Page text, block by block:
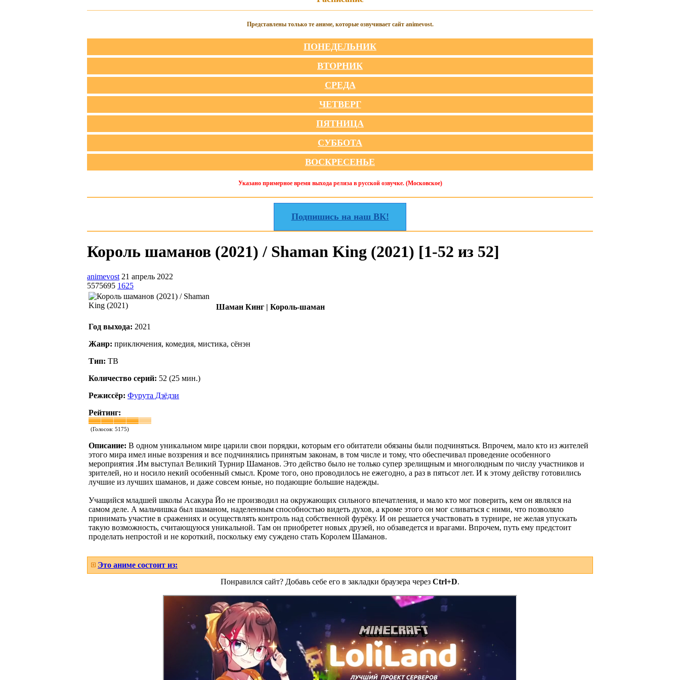
Представлены только те аниме, которые озвучивает сайт animevost.
ПОНЕДЕЛЬНИК
ВТОРНИК
СРЕДА
ЧЕТВЕРГ
ПЯТНИЦА
СУББОТА
ВОСКРЕСЕНЬЕ
Указано примерное время выхода релиза в русской озвучке. (Московское)
Подпишись на наш ВК!
Король шаманов (2021) / Shaman King (2021) [1-52 из 52]
animevost 21 апрель 2022
5575695 1625
Шаман Кинг | Король-шаман
Год выхода: 2021
Жанр: приключения, комедия, мистика, сёнэн
Тип: ТВ
Количество серий: 52 (25 мин.)
Режиссёр: Фурута Дзёдзи
Рейтинг:
(Голосов: 5175)
Описание: В одном уникальном мире царили свои порядки, которым его обитатели обязаны были подчиняться. Впрочем, мало кто из жителей
этого мира имел иные воззрения и все подчинялись принятым законам, в том числе и тому, что обеспечивал проведение особенного
мероприятия .Им выступал Великий Турнир Шаманов. Это действо было не только супер зрелищным и многолюдным по числу участников и
зрителей, но и носило некий особенный смысл. Кроме того, оно проводилось не ежегодно, а раз в пятьсот лет. И к этому действу готовились
лучшие из лучших шаманов, и даже совсем юные, но подающие большие надежды.
Учащийся младшей школы Асакура Йо не производил на окружающих сильного впечатления, и мало кто мог поверить, кем он являлся на
самом деле. А мальчишка был шаманом, наделенным способностью видеть духов, а кроме этого он мог сливаться с ними, что позволяло
принимать участие в сражениях и осуществлять контроль над собственной фурёку. И он решается участвовать в турнире, не желая упускать
такую возможность, считающуюся уникальной. Там он приобретет новых друзей, но обзаведется и врагами. Впрочем, путь ему предстоит
проделать непростой и не короткий, поскольку ему суждено стать Королем Шаманов.
Это аниме состоит из:
Понравился сайт? Добавь себе его в закладки браузера через Ctrl+D.